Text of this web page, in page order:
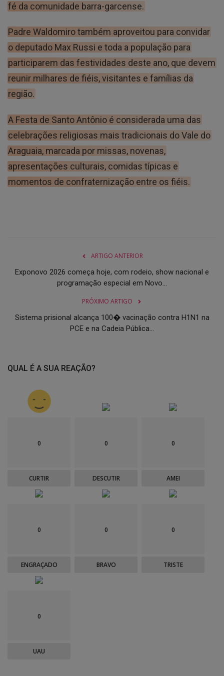
fé da comunidade barra-garcense.
Padre Waldomiro também aproveitou para convidar
o deputado Max Russi e toda a população para
participarem das festividades deste ano, que devem
reunir milhares de fiéis, visitantes e famílias da
região.
A Festa de Santo Antônio é considerada uma das
celebrações religiosas mais tradicionais do Vale do
Araguaia, marcada por missas, novenas,
apresentações culturais, comidas típicas e
momentos de confraternização entre os fiéis.
ARTIGO ANTERIOR
Exponovo 2026 começa hoje, com rodeio, show nacional e
programação especial em Novo...
PRÓXIMO ARTIGO
Sistema prisional alcança 100� vacinação contra H1N1 na
PCE e na Cadeia Pública...
QUAL É A SUA REAÇÃO?
0
CURTIR
0
DESCUTIR
0
AMEI
0
ENGRAÇADO
0
BRAVO
0
TRISTE
0
UAU